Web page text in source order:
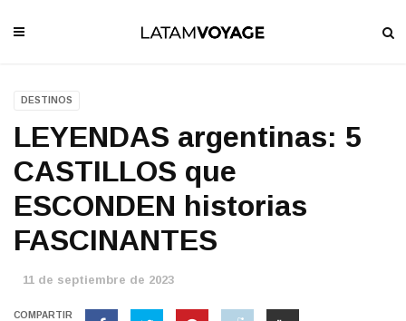
DESTINOS
LEYENDAS argentinas: 5
CASTILLOS que
ESCONDEN historias
FASCINANTES
11 de septiembre de 2023
COMPARTIR